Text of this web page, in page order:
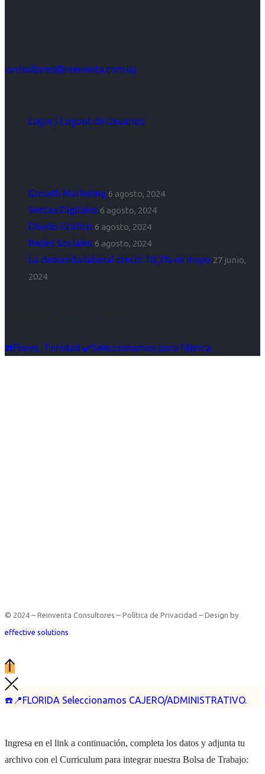
consultores@reinventa.com.uy
Login / Logout de Usuarios
Growth Marketing 6 agosto, 2024
Ventas Digitales 6 agosto, 2024
Diseño Gráfico 6 agosto, 2024
Redes Sociales 6 agosto, 2024
La demanda laboral creció 10,3% en mayo 27 junio,
2024
☎️Flores, Trinidad ✔️Seleccionamos para Fábrica
☎️📍FLORIDA Seleccionamos CAJERO/ADMINISTRATIVO.
© 2024 – Reinventa Consultores – Política de Privacidad – Design by
effective solutions
Ingresa en el link a continuación, completa los datos y adjunta tu
archivo con el Curriculum para integrar nuestra Bolsa de Trabajo: